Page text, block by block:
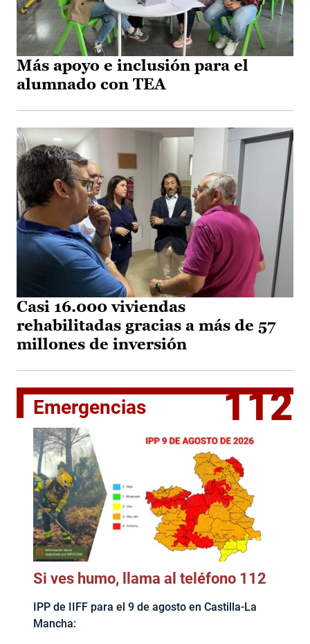
Más apoyo e inclusión para el
alumnado con TEA
Casi 16.000 viviendas
rehabilitadas gracias a más de 57
millones de inversión
Emergencias 112
Si ves humo, llama al teléfono 112
IPP de IIFF para el 9 de agosto en Castilla-La
Mancha: